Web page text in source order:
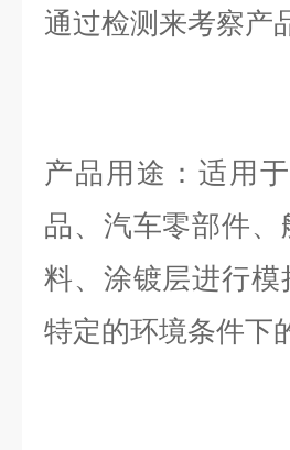
通过检测来考察产
产品用途：适用
品、汽车零部件
料、涂镀层进行
特定的环境条件下